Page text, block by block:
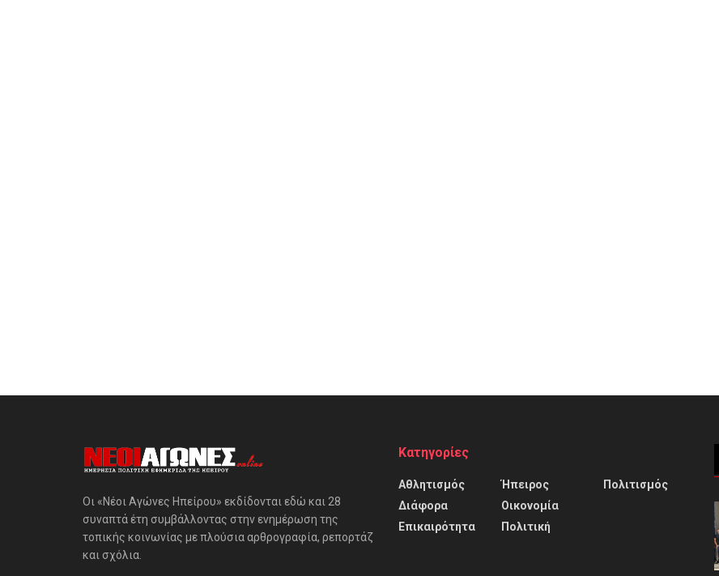
Οι «Νέοι Αγώνες Ηπείρου» εκδίδονται εδώ και 28
συναπτά έτη συμβάλλοντας στην ενημέρωση της
τοπικής κοινωνίας με πλούσια αρθρογραφία, ρεπορτάζ
και σχόλια.
Κατηγορίες
Αθλητισμός
Διάφορα
Επικαιρότητα
Ήπειρος
Οικονομία
Πολιτική
Πολιτισμός